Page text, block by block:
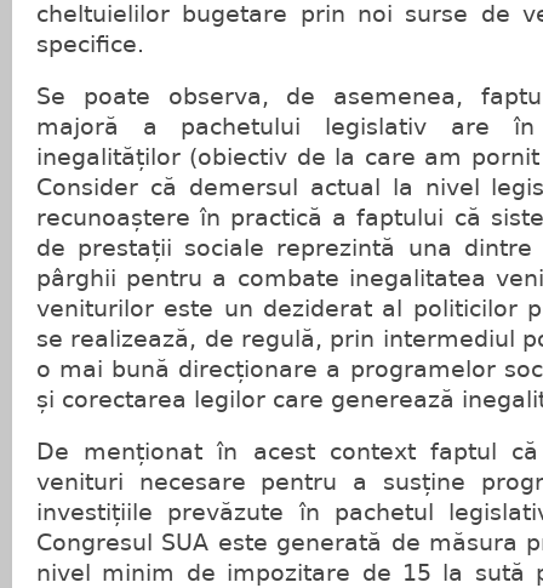
cheltuielilor bugetare prin noi surse de
specifice.
Se poate observa, de asemenea,
majoră a pachetului legislativ are în
inegalităților (obiectiv de la care am
Consider că demersul actual la nivel
recunoaștere în practică a faptului că
de prestații sociale reprezintă una
pârghii pentru a combate inegalitatea
veniturilor este un deziderat al politicilor
se realizează, de regulă, prin intermediul
o mai bună direcționare a programelor
și corectarea legilor care generează
De menționat în acest context faptul
venituri necesare pentru a susține
investițiile prevăzute în pachetul
Congresul SUA este generată de măsura
nivel minim de impozitare de 15 la sută